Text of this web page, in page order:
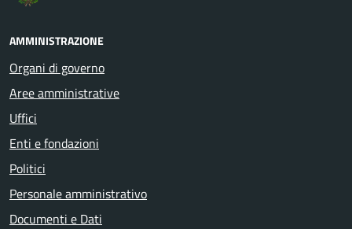
AMMINISTRAZIONE
Organi di governo
Aree amministrative
Uffici
Enti e fondazioni
Politici
Personale amministrativo
Documenti e Dati